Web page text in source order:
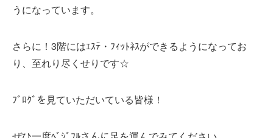
うになっています。
さらに！3階にはｴｽﾃ・ﾌｨｯﾄﾈｽができるようになってお
り、至れり尽くせりです☆
ﾌﾞﾛｸﾞを見ていただいている皆様！